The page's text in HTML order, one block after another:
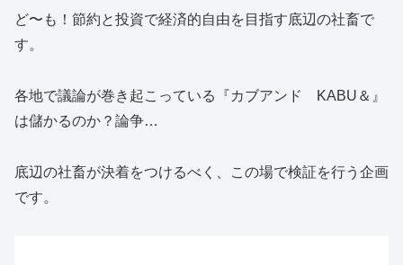
ど〜も！節約と投資で経済的自由を目指す底辺の社畜で
す。
各地で議論が巻き起こっている『カブアンド KABU＆』
は儲かるのか？論争…
底辺の社畜が決着をつけるべく、この場で検証を行う企画
です。